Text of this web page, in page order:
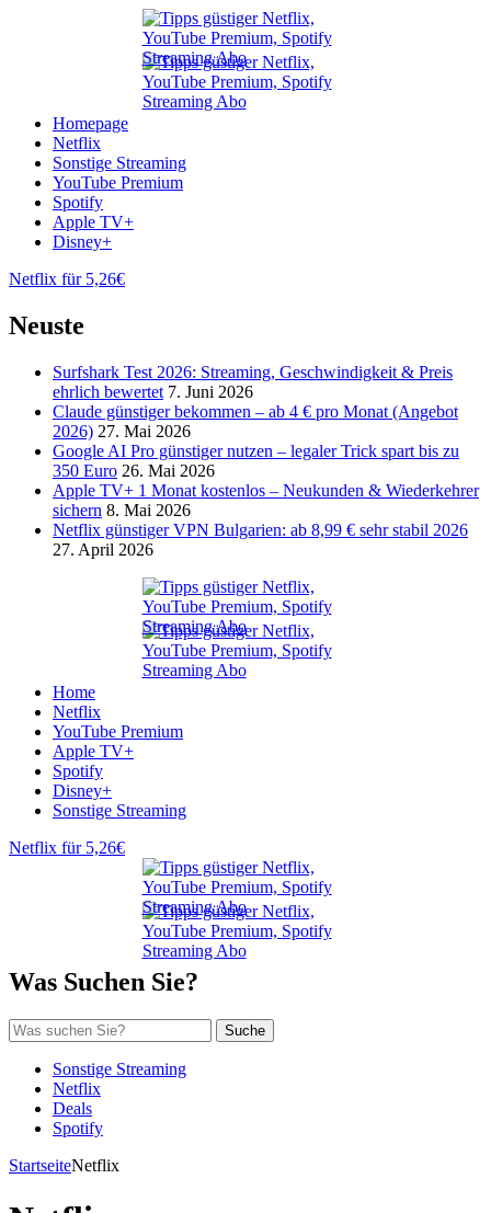
Homepage
Netflix
Sonstige Streaming
YouTube Premium
Spotify
Apple TV+
Disney+
Netflix für 5,26€
Neuste
Surfshark Test 2026: Streaming, Geschwindigkeit & Preis
ehrlich bewertet 7. Juni 2026
Claude günstiger bekommen – ab 4 € pro Monat (Angebot
2026) 27. Mai 2026
Google AI Pro günstiger nutzen – legaler Trick spart bis zu
350 Euro 26. Mai 2026
Apple TV+ 1 Monat kostenlos – Neukunden & Wiederkehrer
sichern 8. Mai 2026
Netflix günstiger VPN Bulgarien: ab 8,99 € sehr stabil 2026
27. April 2026
Home
Netflix
YouTube Premium
Apple TV+
Spotify
Disney+
Sonstige Streaming
Netflix für 5,26€
Was Suchen Sie?
Suche
Sonstige Streaming
Netflix
Deals
Spotify
StartseiteNetflix